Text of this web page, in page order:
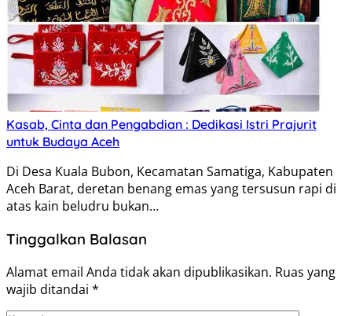
Kasab, Cinta dan Pengabdian : Dedikasi Istri Prajurit
untuk Budaya Aceh
Di Desa Kuala Bubon, Kecamatan Samatiga, Kabupaten
Aceh Barat, deretan benang emas yang tersusun rapi di
atas kain beludru bukan…
Tinggalkan Balasan
Alamat email Anda tidak akan dipublikasikan. Ruas yang
wajib ditandai *